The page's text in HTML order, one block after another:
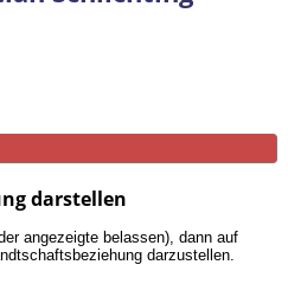
darstellen
angezeigte belassen), dann auf
darzustellen.